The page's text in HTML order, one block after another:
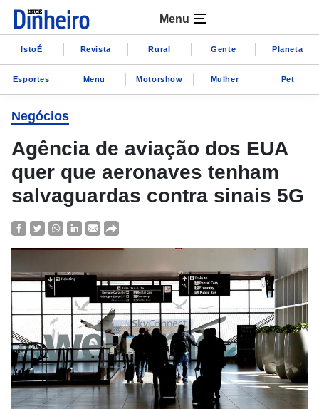
Menu
IstoÉ Revista Rural Gente Planeta
Esportes Menu Motorshow Mulher Pet
Negócios
Agência de aviação dos EUA
quer que aeronaves tenham
salvaguardas contra sinais 5G